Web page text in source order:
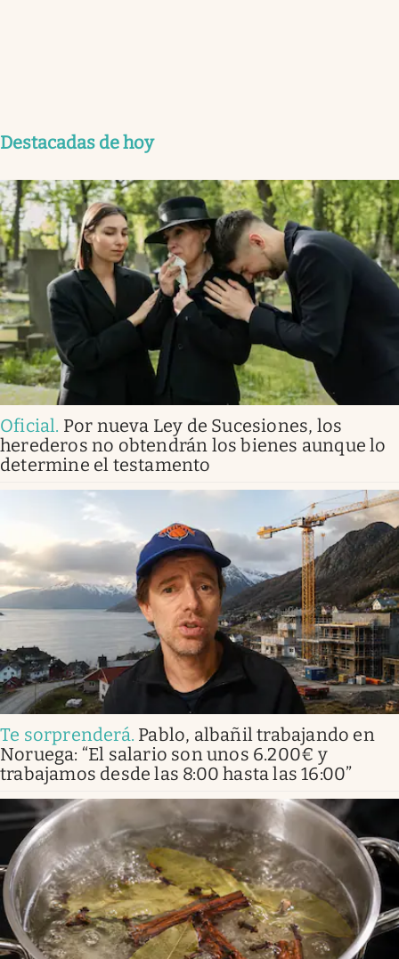
Destacadas de hoy
Oficial. Por nueva Ley de Sucesiones, los
herederos no obtendrán los bienes aunque lo
determine el testamento
Te sorprenderá. Pablo, albañil trabajando en
Noruega: “El salario son unos 6.200€ y
trabajamos desde las 8:00 hasta las 16:00”